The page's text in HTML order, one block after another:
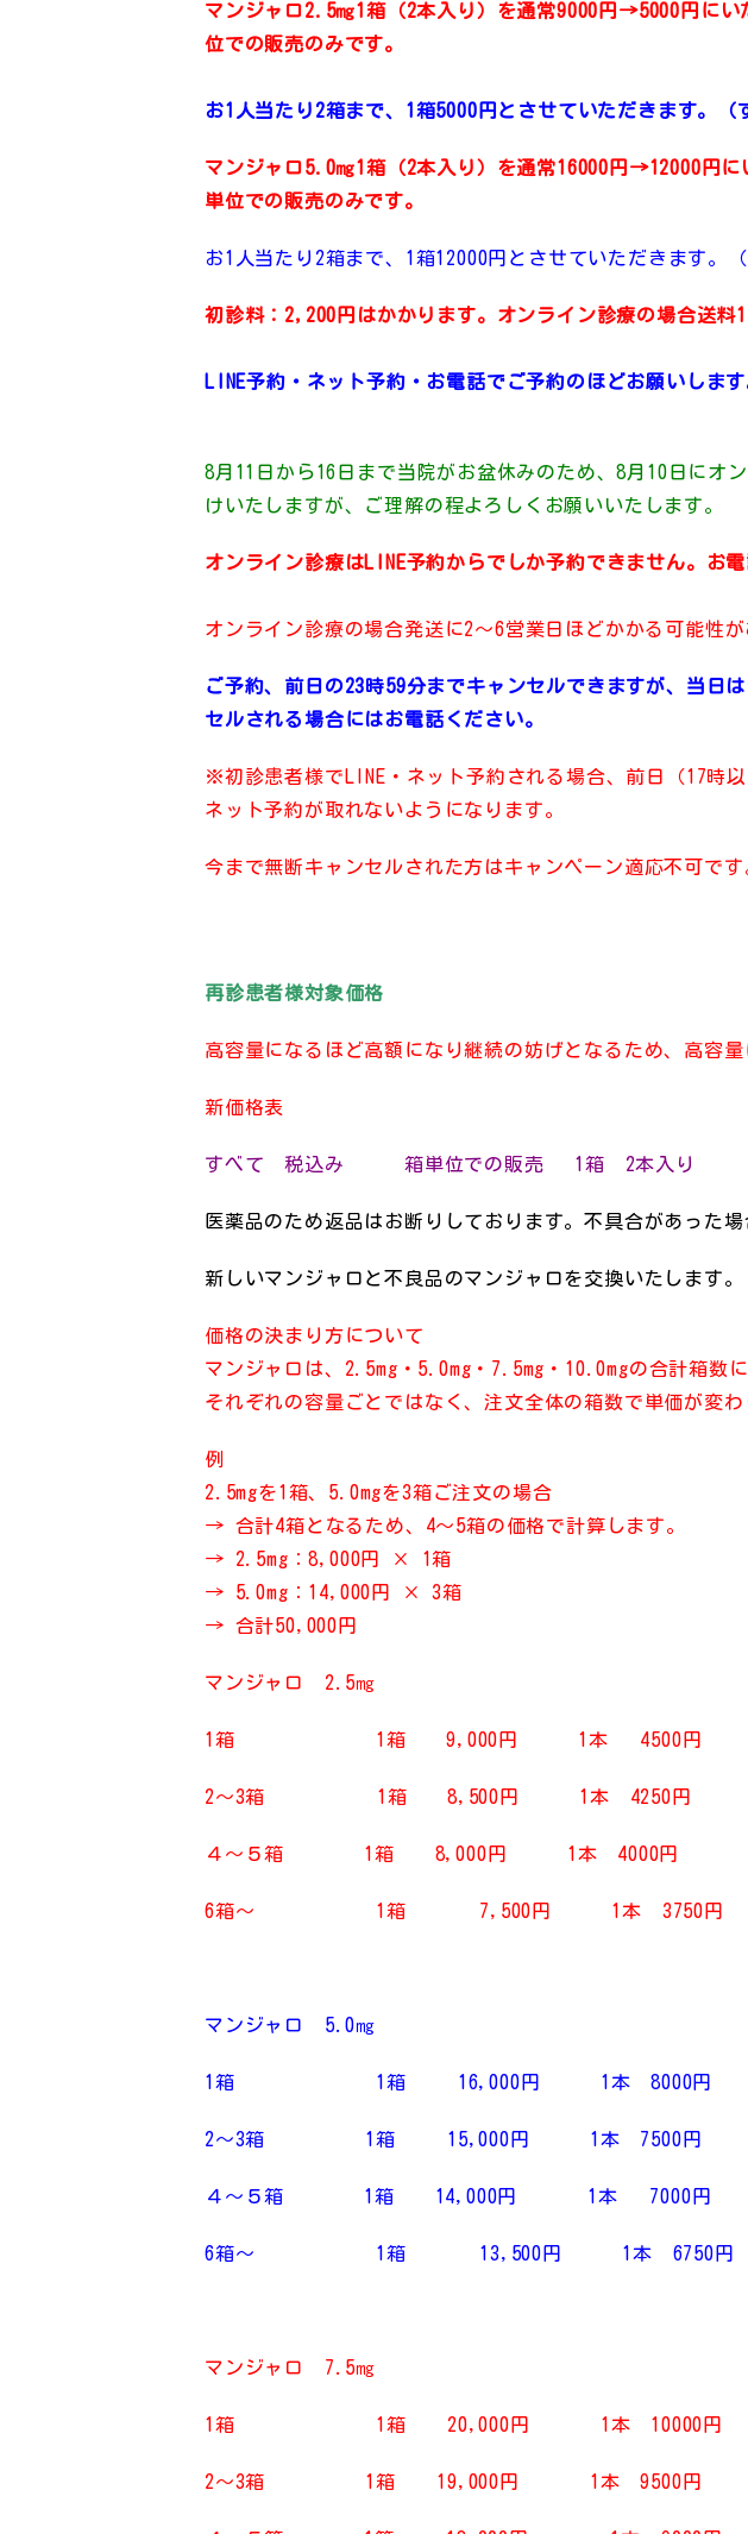
マンジャロ2.5㎎1箱（2本入り）を通常9000円→5000円にい
位での販売のみです。
お1人当たり2箱まで、1箱5000円とさせていただきます。（
マンジャロ5.0㎎1箱（2本入り）を通常16000円→12000円に
単位での販売のみです。
お1人当たり2箱まで、1箱12000円とさせていただきます。
初診料：2,200円はかかります。オンライン診療の場合送料
LINE予約 ・ネット予約・お電話でご予約のほどお願いします
8月11日から16日まで当院がお盆休みのため、8月10日にオ
けいたしますが、ご理解の程よろしくお願いいたします。
オンライン診療はLINE予約からでしか予約できません。お
オンライン診療の場合発送に2～6営業日ほどかかる可能性
ご予約、前日の23時59分までキャンセルできますが、当日
セルされる場合にはお電話ください。
※初診患者様でLINE・ネット予約される場合、前日（17時
ネット予約が取れないようになります。
今まで無断キャンセルされた方はキャンペーン適応不可です
再診患者様対象価格
高容量になるほど高額になり継続の妨げとなるため、高容
新価格表
すべて 税込み 箱単位での販売 1箱 2本入り
医薬品のため返品はお断りしております。不具合があった
新しいマンジャロと不良品のマンジャロを交換いたします。
価格の決まり方について
マンジャロは、2.5mg・5.0mg・7.5mg・10.0mgの合計箱数
それぞれの容量ごとではなく、注文全体の箱数で単価が変わ
例
2.5mgを1箱、5.0mgを3箱ご注文の場合
→ 合計4箱となるため、 4～5箱の価格で計算します。
→ 2.5mg：8,000円 × 1箱
→ 5.0mg：14,000円 × 3箱
→ 合計50,000円
マンジャロ 2.5㎎
1箱 1箱 9,000円 1本 4500円
2～3箱 1箱 8,500円 1本 4250円
４～５箱 1箱 8,000円 1本 4000円
6箱～ 1箱 7,500円 1本 3750円
マンジャロ 5.0㎎
1箱 1箱 16,000円 1本 8000円
2～3箱 1箱 15,000円 1本 7500円
４～５箱 1箱 14,000円 1本 7000円
6箱～ 1箱 13,500円 1本 6750円
マンジャロ 7.5㎎
1箱 1箱 20,000円 1本 10000円
2～3箱 1箱 19,000円 1本 9500円